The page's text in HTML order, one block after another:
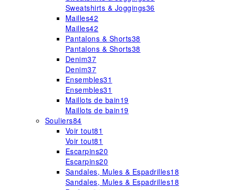
Sweatshirts & Joggings36
Mailles42
Mailles42
Pantalons & Shorts38
Pantalons & Shorts38
Denim37
Denim37
Ensembles31
Ensembles31
Maillots de bain19
Maillots de bain19
Souliers84
Voir tout81
Voir tout81
Escarpins20
Escarpins20
Sandales, Mules & Espadrilles18
Sandales, Mules & Espadrilles18